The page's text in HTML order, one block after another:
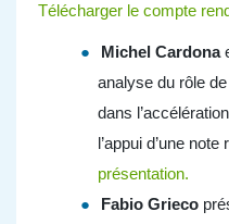
Télécharger le compte
Michel Cardona
analyse du rôle
dans
l’appui d’une note
présentation.
Fabio Grieco